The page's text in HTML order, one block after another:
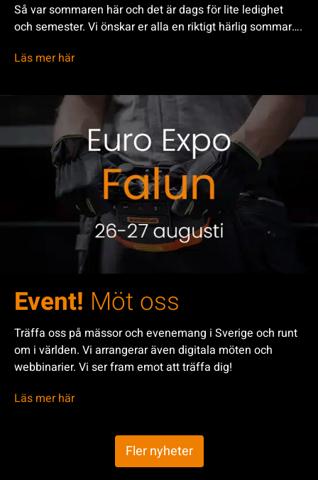
Så var sommaren här och det är dags för lite ledighet
och semester. Vi önskar er alla en riktigt härlig sommar….
Läs mer här
Event! Möt oss
Träffa oss på mässor och evenemang i Sverige och runt
om i världen. Vi arrangerar även digitala möten och
webbinarier. Vi ser fram emot att träffa dig!
Läs mer här
Fler nyheter